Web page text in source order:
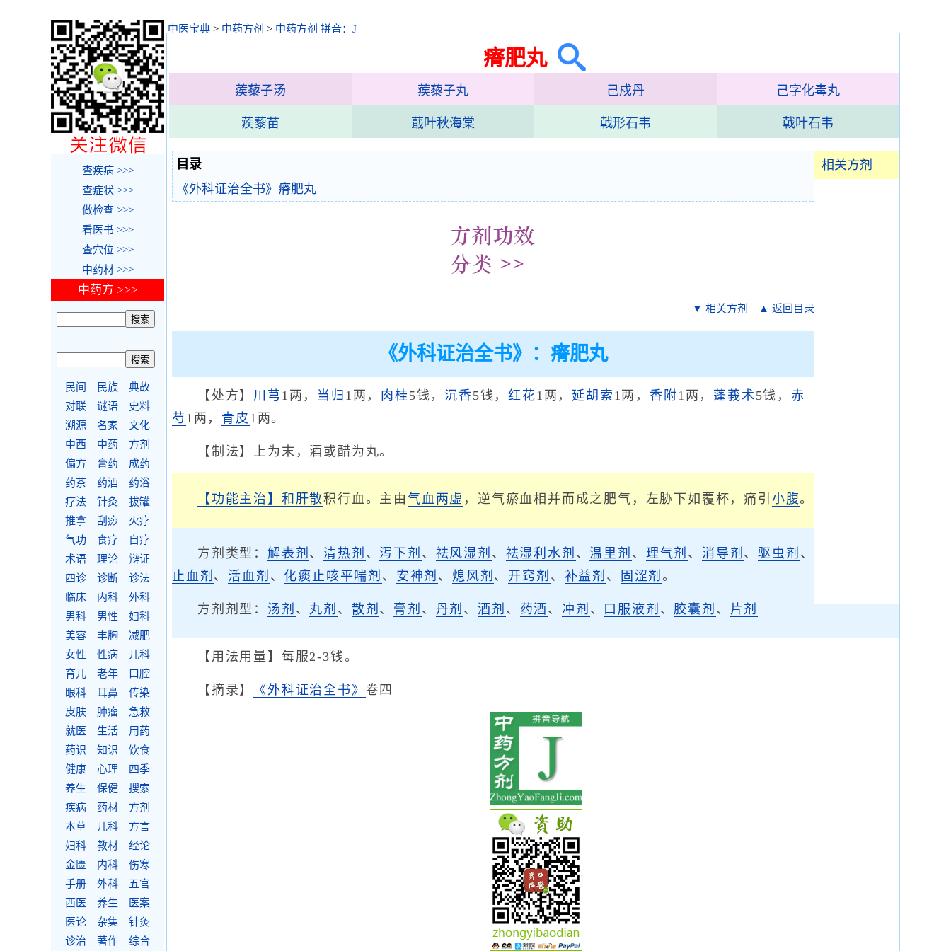
中医宝典 > 中药方剂 > 中药方剂 拼音：J
瘠肥丸
蒺藜子汤 蒺藜子丸 己戍丹 己字化毒丸
蒺藜苗 蕺叶秋海棠 戟形石韦 戟叶石韦
相关方剂
目录
《外科证治全书》瘠肥丸
▼ 相关方剂 ▲ 返回目录
《外科证治全书》：瘠肥丸
【处方】 川芎 1两， 当归 1两， 肉桂 5钱， 沉香5钱，红花1两， 延胡索 1两， 香附1两， 蓬莪术 5钱， 赤
芍 1两， 青皮 1两。
【制法】上为末，酒或醋为丸。
【功能主治】 和肝散积行血。主由气血两虚 ，逆气瘀血相并而成之肥气，左胁下如覆杯，痛引 小腹。
方剂类型： 解表剂 、清热剂 、 泻下剂 、 祛风湿剂 、 祛湿利水剂 、温里剂 、 理气剂 、 消导剂 、驱虫剂 、
止血剂 、 活血剂 、 化痰止咳平喘剂 、 安神剂 、熄风剂 、 开窍剂 、 补益剂 、 固涩剂。
方剂剂型： 汤剂 、 丸剂 、 散剂 、 膏剂 、 丹剂 、酒剂 、 药酒 、 冲剂 、 口服液剂 、 胶囊剂 、 片剂
【用法用量】每服2-3钱。
【摘录】 《外科证治全书》 卷四
查疾病 >>>
查症状 >>>
做检查 >>>
看医书 >>>
查穴位 >>>
中药材 >>>
中药方 >>>
民间 民族
典故
对联
谜语
史料
溯源
名家
文化
中西
中药
方剂
偏方
膏药
成药
药茶
药酒
药浴
疗法
针灸
拔罐
推拿
刮痧
火疗
气功
食疗
自疗
术语
理论
辩证
四诊
诊断
诊法
临床
内科
外科
男科
男性
妇科
美容
丰胸
减肥
女性
性病
儿科
育儿
老年
口腔
眼科
耳鼻
传染
皮肤
肿瘤
急救
就医
生活
用药
药识
知识
饮食
健康
心理
四季
养生
保健
搜索
疾病
药材
方剂
本草
儿科
方言
妇科
教材
经论
金匮
内科
伤寒
手册
外科
五官
西医
养生
医案
医论
杂集
针灸
诊治
著作 综合